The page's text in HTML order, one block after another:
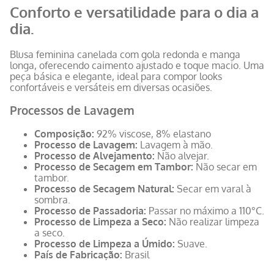
Conforto e versatilidade para o dia a
dia.
Blusa feminina canelada com gola redonda e manga
longa, oferecendo caimento ajustado e toque macio. Uma
peça básica e elegante, ideal para compor looks
confortáveis e versáteis em diversas ocasiões.
Processos de Lavagem
Composição: 92% viscose, 8% elastano
Processo de Lavagem: Lavagem à mão.
Processo de Alvejamento: Não alvejar.
Processo de Secagem em Tambor: Não secar em
tambor.
Processo de Secagem Natural: Secar em varal à
sombra.
Processo de Passadoria: Passar no máximo a 110°C.
Processo de Limpeza a Seco: Não realizar limpeza
a seco.
Processo de Limpeza a Úmido: Suave.
País de Fabricação: Brasil